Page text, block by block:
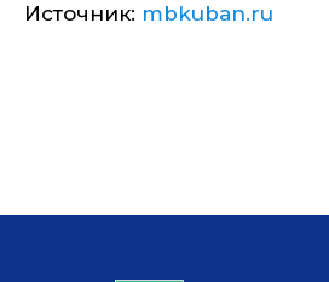
Источник: mbkuban.ru